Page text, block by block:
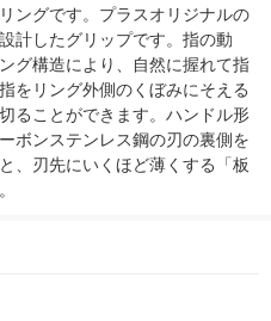
ングです。プラスオリジナルの
計したグリップです。指の動
グ構造により、自然に握れて指
をリング外側のくぼみにそえる
ることができます。ハンドル形
ボンステンレス鋼の刃の裏側を
、刃先にいくほど薄くする「板